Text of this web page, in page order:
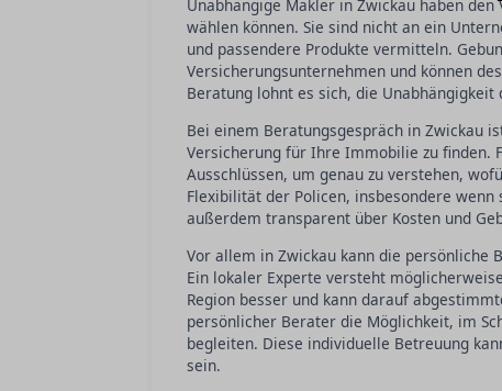
Unabhängige Makler in Zwickau haben
wählen können. Sie sind nicht an ein
und passendere Produkte vermitteln.
Versicherungsunternehmen und können
Beratung lohnt es sich, die
Bei einem Beratungsgespräch in Zwickau
Versicherung für Ihre Immobilie zu finden.
Ausschlüssen, um genau zu verstehen,
Flexibilität der Policen, insbesondere
außerdem transparent über Kosten und
Vor allem in Zwickau kann die persönliche
Ein lokaler Experte versteht
Region besser und kann darauf
persönlicher Berater die Möglichkeit, im
begleiten. Diese individuelle Betreuung
sein.